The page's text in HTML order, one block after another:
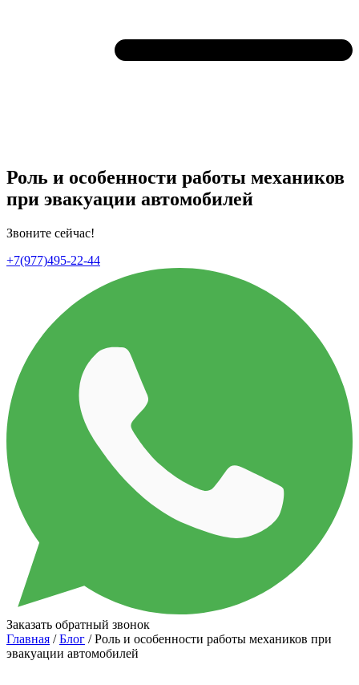
Роль и особенности работы механиков
при эвакуации автомобилей
Звоните сейчас!
+7(977)495-22-44
Заказать обратный звонок
Главная /Блог / Роль и особенности работы механиков при
эвакуации автомобилей